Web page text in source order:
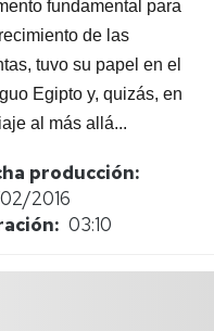
fundamental para
de las
tuvo su papel en el
Egipto y, quizás, en
al más allá...
producción
2016
03:10